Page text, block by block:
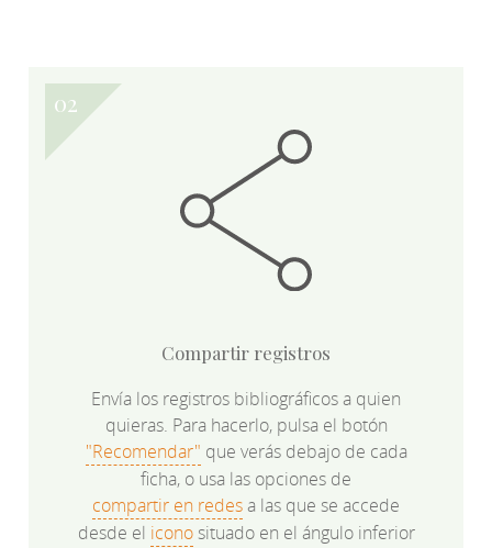
Compartir registros
Envía los registros bibliográficos a quien
quieras. Para hacerlo, pulsa el botón
"Recomendar" que verás debajo de cada
ficha, o usa las opciones de
compartir en redesa las que se accede
desde el iconosituado en el ángulo inferior